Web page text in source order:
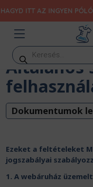
ITT AZ INGYEN PÓLÓD
Products
search
Általános
Dokumentumok
Ezeket a feltételeket
jogszabályai
1. A webáruház